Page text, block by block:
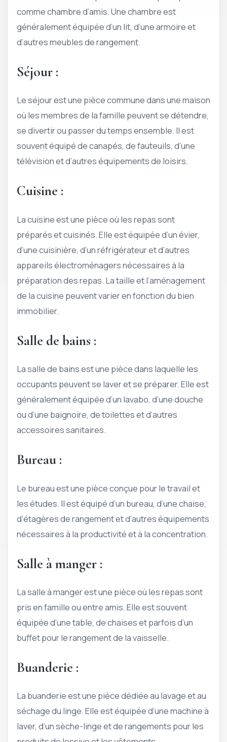
comme chambre d’amis. Une chambre est
généralement équipée d’un lit, d’une armoire et
d’autres meubles de rangement.
Séjour :
Le séjour est une pièce commune dans une maison
où les membres de la famille peuvent se détendre,
se divertir ou passer du temps ensemble. Il est
souvent équipé de canapés, de fauteuils, d’une
télévision et d’autres équipements de loisirs.
Cuisine :
La cuisine est une pièce où les repas sont
préparés et cuisinés. Elle est équipée d’un évier,
d’une cuisinière, d’un réfrigérateur et d’autres
appareils électroménagers nécessaires à la
préparation des repas. La taille et l’aménagement
de la cuisine peuvent varier en fonction du bien
immobilier.
Salle de bains :
La salle de bains est une pièce dans laquelle les
occupants peuvent se laver et se préparer. Elle est
généralement équipée d’un lavabo, d’une douche
ou d’une baignoire, de toilettes et d’autres
accessoires sanitaires.
Bureau :
Le bureau est une pièce conçue pour le travail et
les études. Il est équipé d’un bureau, d’une chaise,
d’étagères de rangement et d’autres équipements
nécessaires à la productivité et à la concentration.
Salle à manger :
La salle à manger est une pièce où les repas sont
pris en famille ou entre amis. Elle est souvent
équipée d’une table, de chaises et parfois d’un
buffet pour le rangement de la vaisselle.
Buanderie :
La buanderie est une pièce dédiée au lavage et au
séchage du linge. Elle est équipée d’une machine à
laver, d’un sèche-linge et de rangements pour les